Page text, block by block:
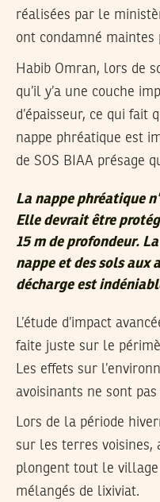
réalisées par le
ont condamné maintes
Habib Omran, lors de
qu’il y’a une couche
d’épaisseur, ce qui fait
nappe phréatique est
de SOS BIAA présage
La nappe phréatique
Elle devrait être
15 m de profondeur.
nappe et des sols aux
décharge est
L’étude d’impact
faite juste sur le
Les effets sur
avoisinants ne sont
Lors de la période
sur les terres voisines,
plongent tout le village
mélangés de lixiviat.